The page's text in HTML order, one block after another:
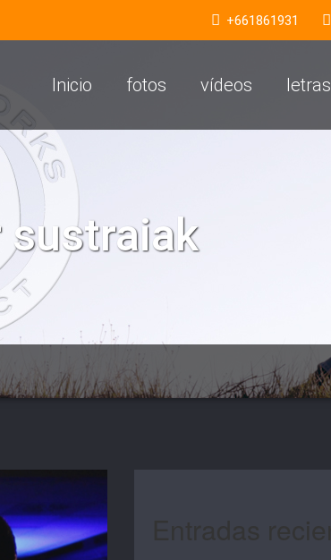
+661861931
Inicio fotos vídeos letras
sustraiak